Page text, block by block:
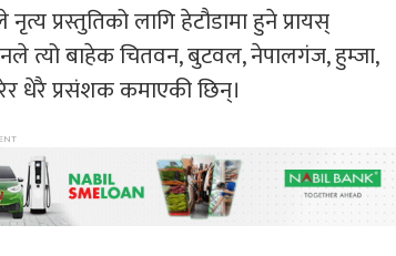
प्रस्तुतिको लागि हेटौडामा हुने प्रायस्
त्यो बाहेक चितवन, बुटवल, नेपालगंज, हुम्जा,
धेरै प्रसंशक कमाएकी छिन्।